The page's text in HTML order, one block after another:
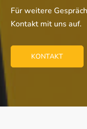
Für weitere
Kontakt mit uns auf.
KONTAKT